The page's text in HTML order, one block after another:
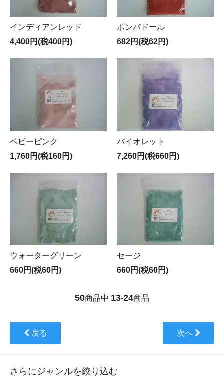
インディアンレッド
4,400円(税400円)
ポンパドール
682円(税62円)
ベビーピンク
1,760円(税160円)
バイオレット
7,260円(税660円)
ウォーターグリーン
660円(税60円)
セージ
660円(税60円)
50商品中 13-24商品
戻る 次へ
さらにジャンルを絞り込む